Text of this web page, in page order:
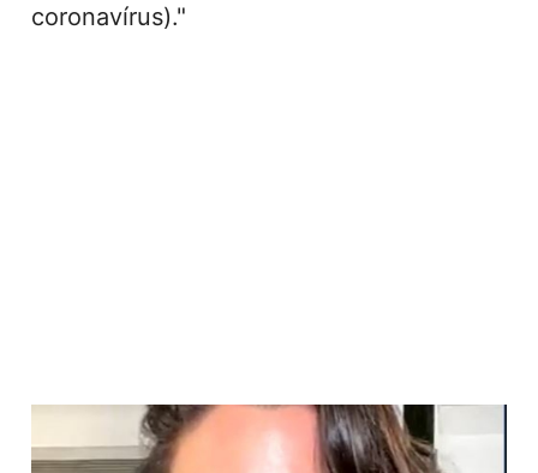
coronavírus)."